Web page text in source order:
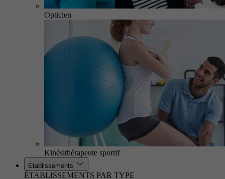
Opticien
Kinésithérapeute sportif
Établissements
ÉTABLISSEMENTS PAR TYPE